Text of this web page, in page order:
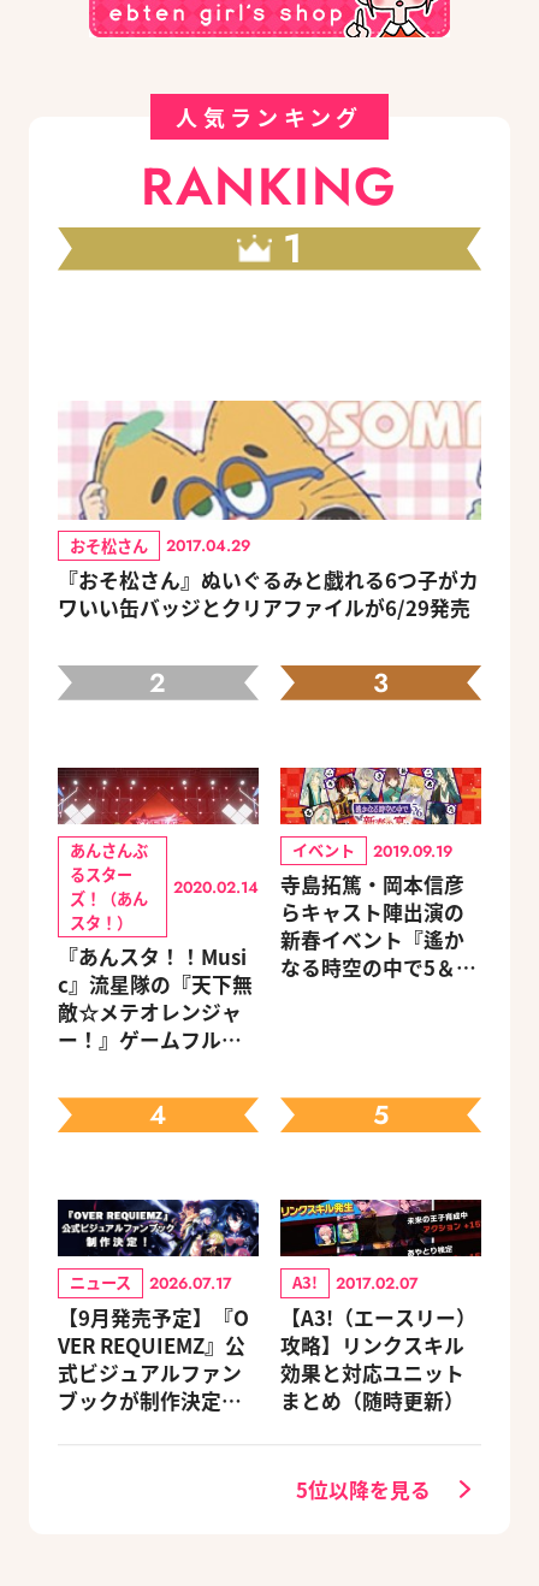
人気ランキング
RANKING
1
おそ松さん 2017.04.29
『おそ松さん』ぬいぐるみと戯れる6つ子がカ
ワいい缶バッジとクリアファイルが6/29発売
2
あんさんぶ
るスター
ズ！（あん
スタ！）
2020.02.14
『あんスタ！！Musi
c』流星隊の『天下無
敵☆メテオレンジャ
ー！』ゲームフルサ
3
イベント 2019.09.19
寺島拓篤・岡本信彦
らキャスト陣出演の
新春イベント『遙か
なる時空の中で5＆6
4
ニュース 2026.07.17
【9月発売予定】『O
VER REQUIEMZ』公
式ビジュアルファン
ブックが制作決定！
5
A3! 2017.02.07
【A3!（エースリー）
攻略】リンクスキル
効果と対応ユニット
まとめ（随時更新）
5位以降を見る